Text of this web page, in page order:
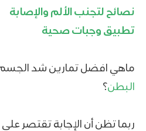
نصائح لتجنب الألم والإصابة
تطبيق وجبات صحية
ماهي افضل تمارين شد
البطن؟
ربما تظن أن الإجابة تقتصر